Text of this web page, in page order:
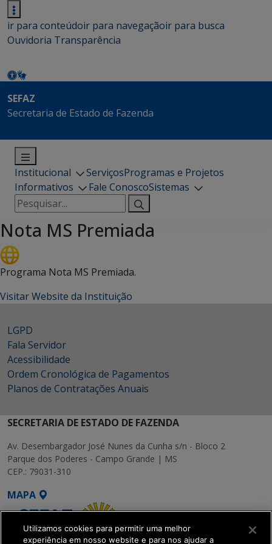
ir para conteúdoir para navegaçãoir para busca
Ouvidoria Transparência
SEFAZ
Secretaria de Estado de Fazenda
Institucional ServiçosProgramas e Projetos
Informativos
Fale ConoscoSistemas
Pesquisar
por:
Nota MS Premiada
Programa Nota MS Premiada.
Visitar Website da Instituição
LGPD
Fala Servidor
Acessibilidade
Ordem Cronológica de Pagamentos
Planos de Contratações Anuais
SECRETARIA DE ESTADO DE FAZENDA
Av. Desembargador José Nunes da Cunha s/n - Bloco 2
Parque dos Poderes - Campo Grande | MS
CEP.: 79031-310
MAPA
Utilizamos cookies para permitir uma melhor
experiência em nosso website e para nos ajudar a